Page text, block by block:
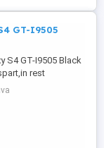
GT-I9505
S4 GT-I9505 Black
rest
pe touchscreen
lei.Cer si ofer
pentru